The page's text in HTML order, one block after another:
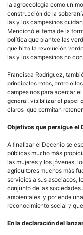
la agroecología como un
construcción de la
las y los campesinos
Mencionó el tema de la
política que plantee las
que hizo la revolución
las y los campesinos no
Francisca Rodríguez,
principales retos, entre
campesinos para acercar
general, visibilizar el papel
claros que permitan
Objetivos que persigue el
A finalizar el Decenio se
públicas mucho más
las mujeres y los jóvenes,
agricultores muchos más
servicios a sus asociados,
conjunto de las
ambientales y por ende
reconocimiento social y
En la declaración del